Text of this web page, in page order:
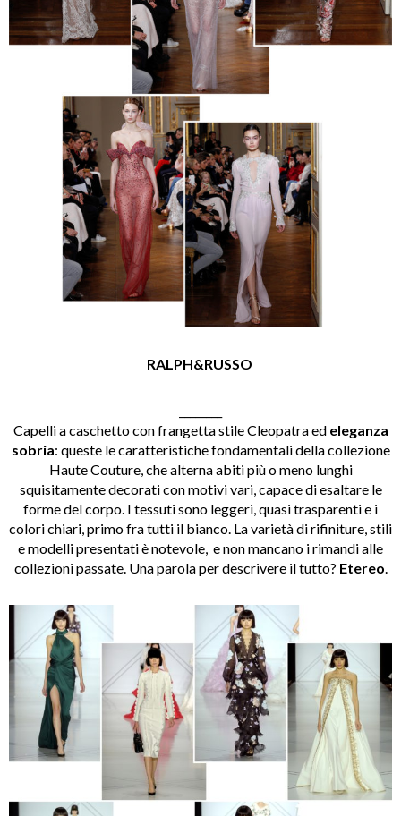
RALPH&RUSSO
Capelli a caschetto con frangetta stile Cleopatra ed eleganza
sobria: queste le caratteristiche fondamentali della collezione
Haute Couture, che alterna abiti più o meno lunghi
squisitamente decorati con motivi vari, capace di esaltare le
forme del corpo. I tessuti sono leggeri, quasi trasparenti e i
colori chiari, primo fra tutti il bianco. La varietà di rifiniture, stili
e modelli presentati è notevole, e non mancano i rimandi alle
collezioni passate. Una parola per descrivere il tutto? Etereo.